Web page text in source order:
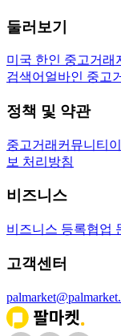
둘러보기
미국 한인 중고거래
검색어 얼바인 중고
정책 및 약관
중고거래 커뮤니티
보 처리방침
비즈니스
비즈니스 등록협업
고객센터